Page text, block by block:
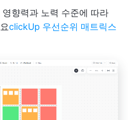
향력과 노력 수준에 따라
clickUp 우선순위 매트릭스